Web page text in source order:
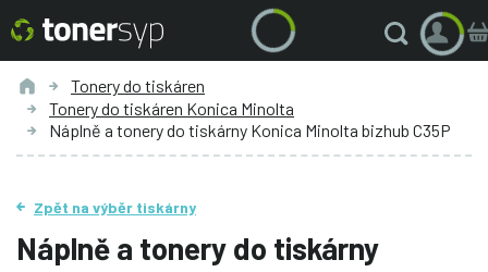
Tonery do tiskáren
Tonery do tiskáren Konica Minolta
Náplně a tonery do tiskárny Konica Minolta bizhub C35P
Zpět na výběr tiskárny
Náplně a tonery do tiskárny